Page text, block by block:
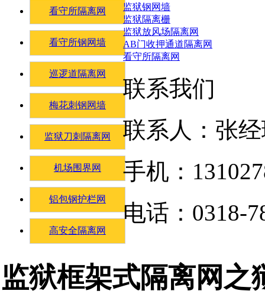
看守所隔离网
看守所钢网墙
巡逻道隔离网
梅花刺钢网墙
监狱刀刺隔离网
机场围界网
铝包钢护栏网
高安全隔离网
监狱框架式隔离网之
监狱钢网墙
监狱隔离栅
监狱放风场隔离网
AB门收押通道隔离网
看守所隔离网
联系我们
联系人：张
手机：
电话：0318-